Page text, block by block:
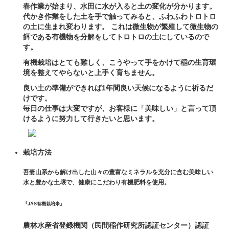
春作業が始まり、水田に水が入ると土の変化が分かります。
代かき作業をした土を手で触ってみると、ふわふわトロトロ
の土に生まれ変わります。 これは微生物が繁殖して微生物の
餌である有機物を分解をしてトロトロの土にしているので
す。
有機栽培はとても難しく、こうやって手をかけて稲の生育環
境を整えてやらないと上手く育ちません。
良い土の準備ができれば1年間良い天候になるように祈るだ
けです。
毎日の仕事は大変ですが、お客様に「美味しい」と言って頂
けるように努力して行きたいと思います。
栽培方法
吾妻山系から解け出した山々の豊富なミネラルを充分に含む美味しい
水と豊かな土壌で、健康にこだわり有機肥料を使用。
『JAS有機栽培米』
農林水産省登録機関（民間稲作研究所認証センター）認証